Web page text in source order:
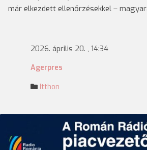
már elkezdett ellenőrzésekkel –
2026. április 20. , 14:34
Agerpres
Itthon